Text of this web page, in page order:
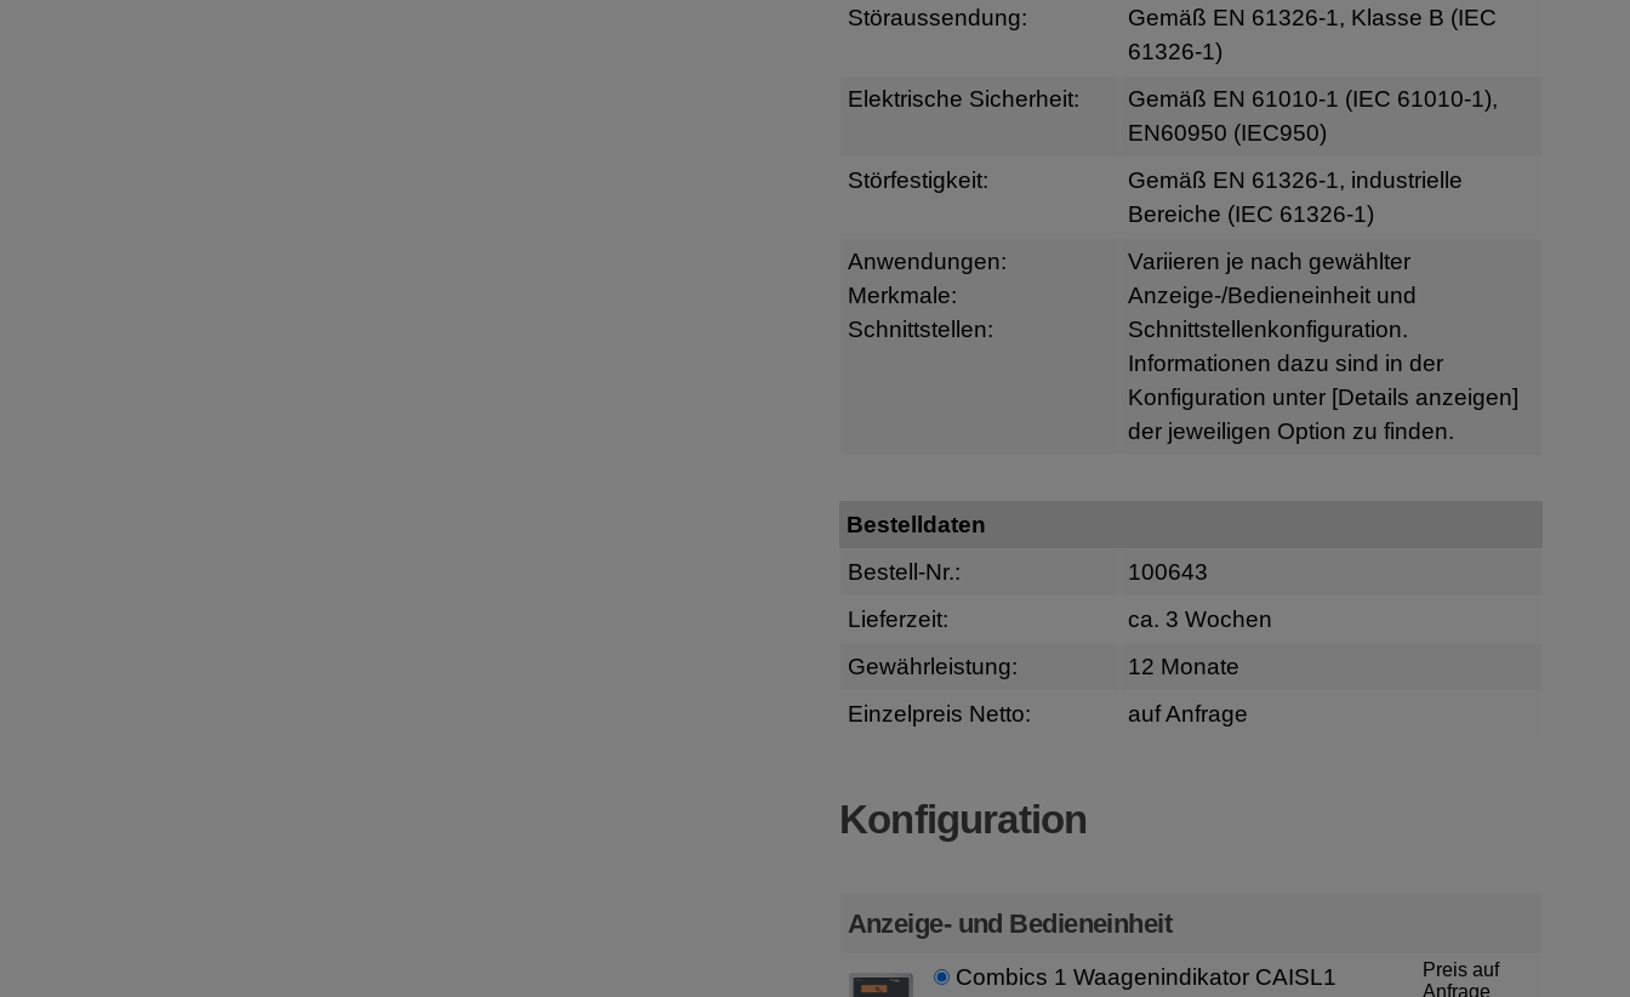
Störaussendung:
Gemäß EN 61326-1, Klasse B (IEC
61326-1)
Elektrische Sicherheit:
Gemäß EN 61010-1 (IEC 61010-1),
EN60950 (IEC950)
Störfestigkeit:
Gemäß EN 61326-1, industrielle
Bereiche (IEC 61326-1)
Anwendungen:
Merkmale:
Schnittstellen:
Variieren je nach gewählter
Anzeige-/Bedieneinheit und
Schnittstellenkonfiguration.
Informationen dazu sind in der
Konfiguration unter [Details anzeigen]
der jeweiligen Option zu finden.
Bestelldaten
Bestell-Nr.:
100643
Lieferzeit:
ca. 3 Wochen
Gewährleistung:
12 Monate
Einzelpreis Netto:
auf Anfrage
Konfiguration
Anzeige- und Bedieneinheit
Combics 1 Waagenindikator CAISL1
Preis auf
Anfrage